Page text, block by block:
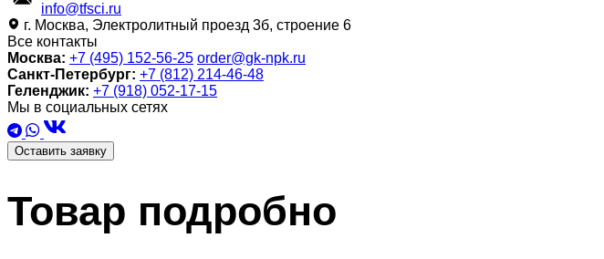
info@tfsci.ru
г. Москва, Электролитный проезд 3б, строение 6
Все контакты
Москва: +7 (495) 152-56-25 order@gk-npk.ru
Санкт-Петербург: +7 (812) 214-46-48
Геленджик: +7 (918) 052-17-15
Мы в социальных сетях
Оставить заявку
Товар подробно